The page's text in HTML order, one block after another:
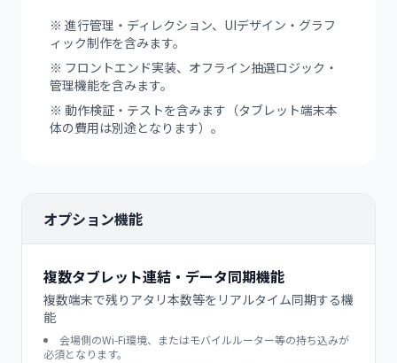
※ 進行管理・ディレクション、UIデザイン・グラフ
ィック制作を含みます。
※ フロントエンド実装、オフライン抽選ロジック・
管理機能を含みます。
※ 動作検証・テストを含みます（タブレット端末本
体の費用は別途となります）。
オプション機能
複数タブレット連結・データ同期機能
複数端末で残りアタリ本数等をリアルタイム同期する機
能
会場側のWi-Fi環境、またはモバイルルーター等の持ち込みが
必須となります。